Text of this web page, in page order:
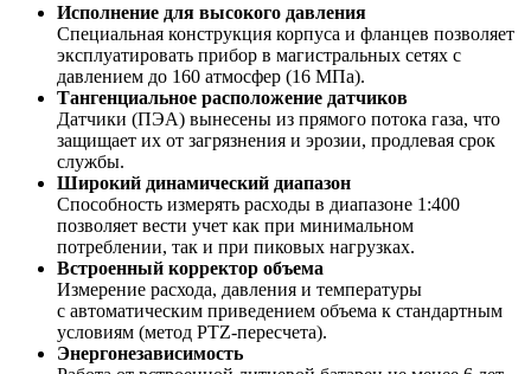
Исполнение для высокого давления
Специальная конструкция корпуса и фланцев позволяет
эксплуатировать прибор в магистральных сетях с
давлением до 160 атмосфер (16 МПа).
Тангенциальное расположение датчиков
Датчики (ПЭА) вынесены из прямого потока газа, что
защищает их от загрязнения и эрозии, продлевая срок
службы.
Широкий динамический диапазон
Способность измерять расходы в диапазоне 1:400
позволяет вести учет как при минимальном
потреблении, так и при пиковых нагрузках.
Встроенный корректор объема
Измерение расхода, давления и температуры
с автоматическим приведением объема к стандартным
условиям (метод PTZ-пересчета).
Энергонезависимость